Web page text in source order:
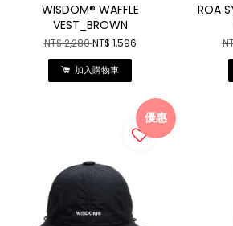
WISDOM® WAFFLE
VEST_BROWN
NT$ 2,280NT$ 1,596
加入購物車
ROA
優惠